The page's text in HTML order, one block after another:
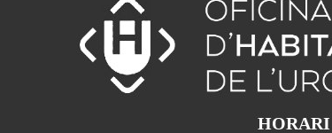
HORARI